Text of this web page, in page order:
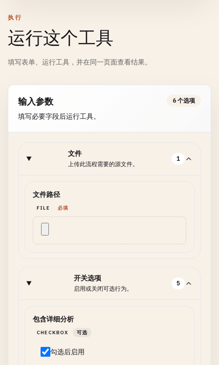
执行
运行这个工具
填写表单、运行工具，并在同一页面查看结果。
输入参数
填写必要字段后运行工具。
6 个选项
文件
上传此流程需要的源文件。
1
文件路径
FILE 必填
开关选项
启用或关闭可选行为。
5
包含详细分析
CHECKBOX 可选
勾选后启用